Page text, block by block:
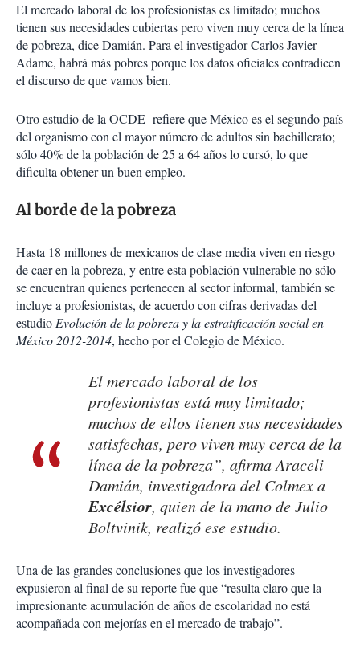
El mercado laboral de los profesionistas es limitado; muchos
tienen sus necesidades cubiertas pero viven muy cerca de la línea
de pobreza, dice Damián. Para el investigador Carlos Javier
Adame, habrá más pobres porque los datos oficiales contradicen
el discurso de que vamos bien.
Otro estudio de la OCDE refiere que México es el segundo país
del organismo con el mayor número de adultos sin bachillerato;
sólo 40% de la población de 25 a 64 años lo cursó, lo que
dificulta obtener un buen empleo.
Al borde de la pobreza
Hasta 18 millones de mexicanos de clase media viven en riesgo
de caer en la pobreza, y entre esta población vulnerable no sólo
se encuentran quienes pertenecen al sector informal, también se
incluye a profesionistas, de acuerdo con cifras derivadas del
estudio Evolución de la pobreza y la estratificación social en
México 2012-2014, hecho por el Colegio de México.
El mercado laboral de los
profesionistas está muy limitado;
muchos de ellos tienen sus necesidades
satisfechas, pero viven muy cerca de la
línea de la pobreza”, afirma Araceli
Damián, investigadora del Colmex a
Excélsior, quien de la mano de Julio
Boltvinik, realizó ese estudio.
Una de las grandes conclusiones que los investigadores
expusieron al final de su reporte fue que “resulta claro que la
impresionante acumulación de años de escolaridad no está
acompañada con mejorías en el mercado de trabajo”.